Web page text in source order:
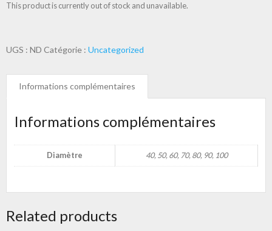
This product is currently out of stock and unavailable.
UGS : ND Catégorie : Uncategorized
Informations complémentaires
Informations complémentaires
Diamètre 40, 50, 60, 70, 80, 90, 100
Related products